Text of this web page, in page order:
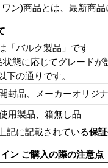
ン)商品とは、最新商
「バルク製品」です
態に応じてグレードが
下の通りです。
封品、メーカーオリジ
用製品、箱無し品
記に記載されている保
ン ご購入の際の注意点